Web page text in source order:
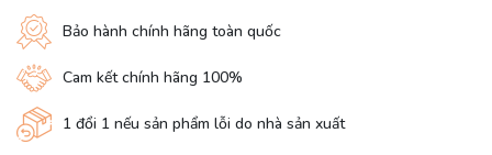
Bảo hành chính hãng toàn quốc
Cam kết chính hãng 100%
1 đổi 1 nếu sản phẩm lỗi do nhà sản xuất